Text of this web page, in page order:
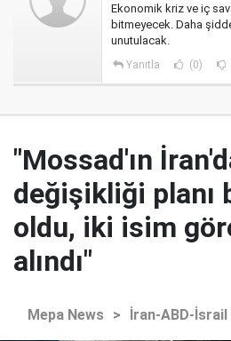
Ekonomik kriz ve iç
bitmeyecek. Daha
unutulacak.
Yanıtla (0)
"Mossad'ın
değişikliği planı
oldu, iki isim
alındı"
Mepa News > İran-ABD-İsrail